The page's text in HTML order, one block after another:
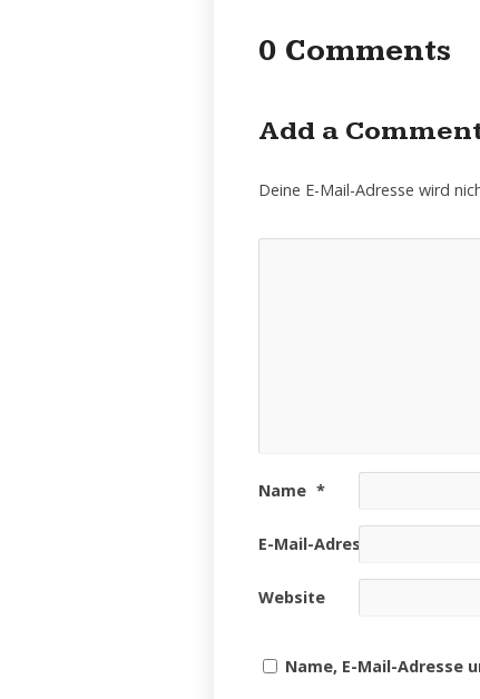
0 Comments
Add a
Deine E-Mail-Adresse wird
Name *
E-Mail-Adresse
Website
Name, E-Mail-Adresse